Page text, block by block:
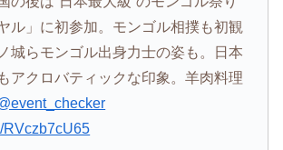
ル」に初参加。モンゴル相撲も初観
城らモンゴル出身力士の姿も。日本
アクロバティックな印象。羊肉料理
RVczb7cU65